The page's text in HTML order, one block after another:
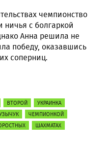
чемпионство
с болгаркой
Анна решила не
победу, оказавшись
соперниц.
ВТОРОЙ
УКРАИНКА
ЧЕМПИОНКОЙ
ШАХМАТАХ